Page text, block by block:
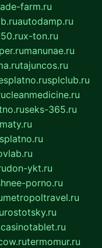
farm.ru
autodamp.ru
x-ton.ru
manunae.ru
tajuncos.ru
splclub.ru
cleanmedicine.ru
seks-365.ru
don-ykt.ru
porno.ru
metropoltravel.ru
rostotsky.ru
casinotablet.ru
termomur.ru